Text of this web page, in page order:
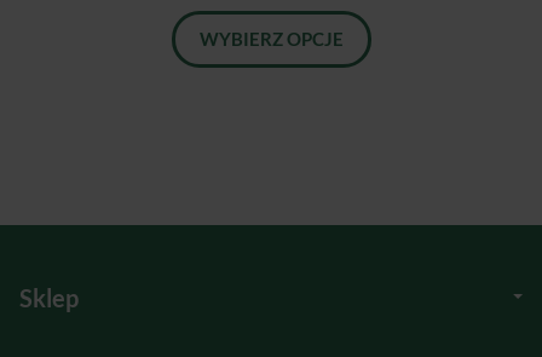
WYBIERZ OPCJE
Sklep